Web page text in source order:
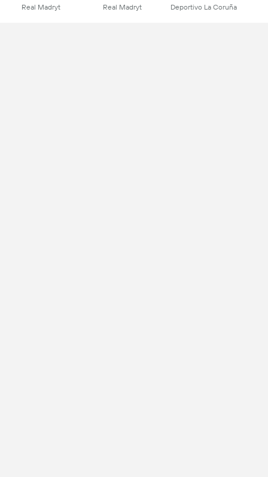
Real Madryt Real Madryt Deportivo La Coruña